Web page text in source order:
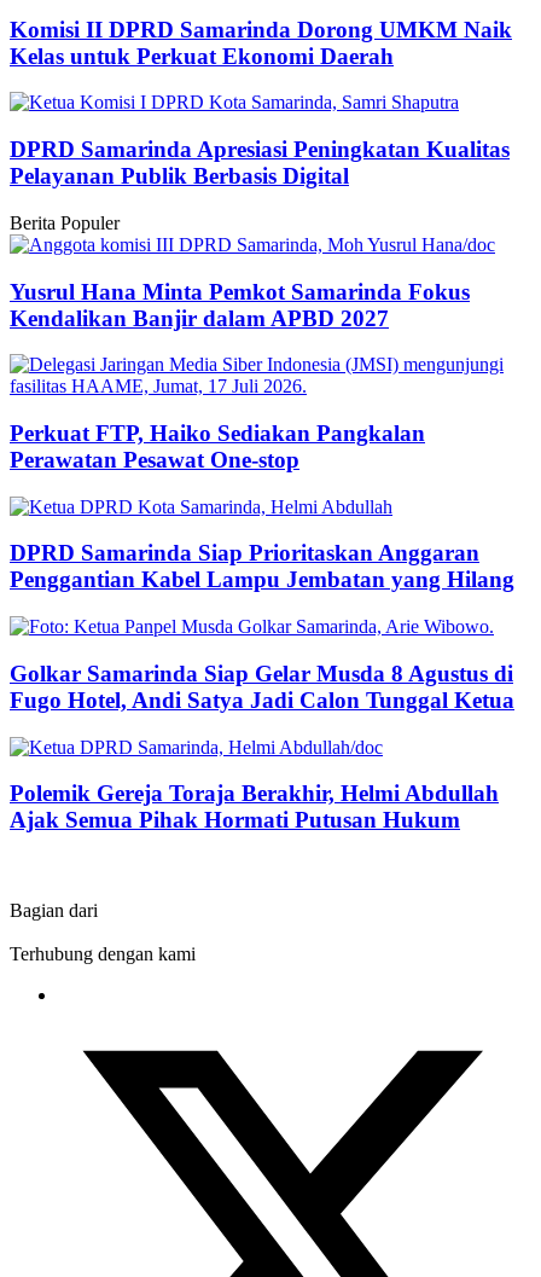
Komisi II DPRD Samarinda Dorong UMKM Naik
Kelas untuk Perkuat Ekonomi Daerah
DPRD Samarinda Apresiasi Peningkatan Kualitas
Pelayanan Publik Berbasis Digital
Berita Populer
Yusrul Hana Minta Pemkot Samarinda Fokus
Kendalikan Banjir dalam APBD 2027
Perkuat FTP, Haiko Sediakan Pangkalan
Perawatan Pesawat One-stop
DPRD Samarinda Siap Prioritaskan Anggaran
Penggantian Kabel Lampu Jembatan yang Hilang
Golkar Samarinda Siap Gelar Musda 8 Agustus di
Fugo Hotel, Andi Satya Jadi Calon Tunggal Ketua
Polemik Gereja Toraja Berakhir, Helmi Abdullah
Ajak Semua Pihak Hormati Putusan Hukum
Bagian dari
Terhubung dengan kami